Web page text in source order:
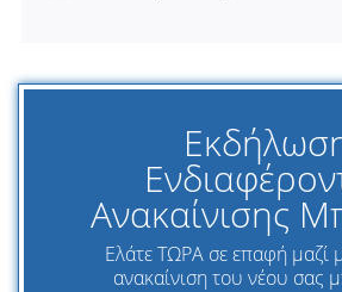
Ανακαίνισης
Ελάτε ΤΩΡΑ σε επαφή μαζί
ανακαίνιση του νέου σας